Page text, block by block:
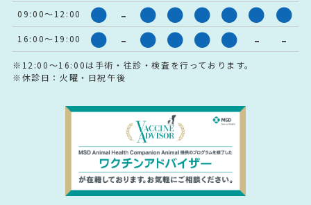
09:00～12:00 ● - ● ● ● ● ● ●
16:00～19:00 ● - ● ● ● ● - -
※12:00～16:00は手術・往診・検査を行っております。
※休診日：火曜・日祝午後